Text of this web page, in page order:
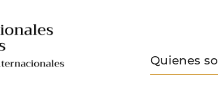
Quienes